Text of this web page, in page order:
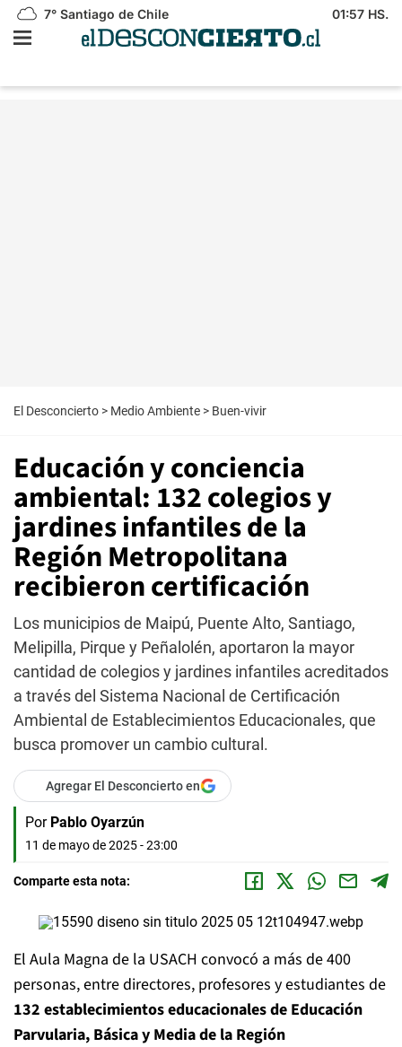
7° Santiago de Chile 01:57 HS.
El Desconcierto > Medio Ambiente > Buen-vivir
Educación y conciencia
ambiental: 132 colegios y
jardines infantiles de la
Región Metropolitana
recibieron certificación
Los municipios de Maipú, Puente Alto, Santiago,
Melipilla, Pirque y Peñalolén, aportaron la mayor
cantidad de colegios y jardines infantiles acreditados
a través del Sistema Nacional de Certificación
Ambiental de Establecimientos Educacionales, que
busca promover un cambio cultural.
Agregar El Desconcierto en
Por Pablo Oyarzún
11 de mayo de 2025 - 23:00
Comparte esta nota:
El Aula Magna de la USACH convocó a más de 400
personas, entre directores, profesores y estudiantes de
132 establecimientos educacionales de Educación
Parvularia, Básica y Media de la Región